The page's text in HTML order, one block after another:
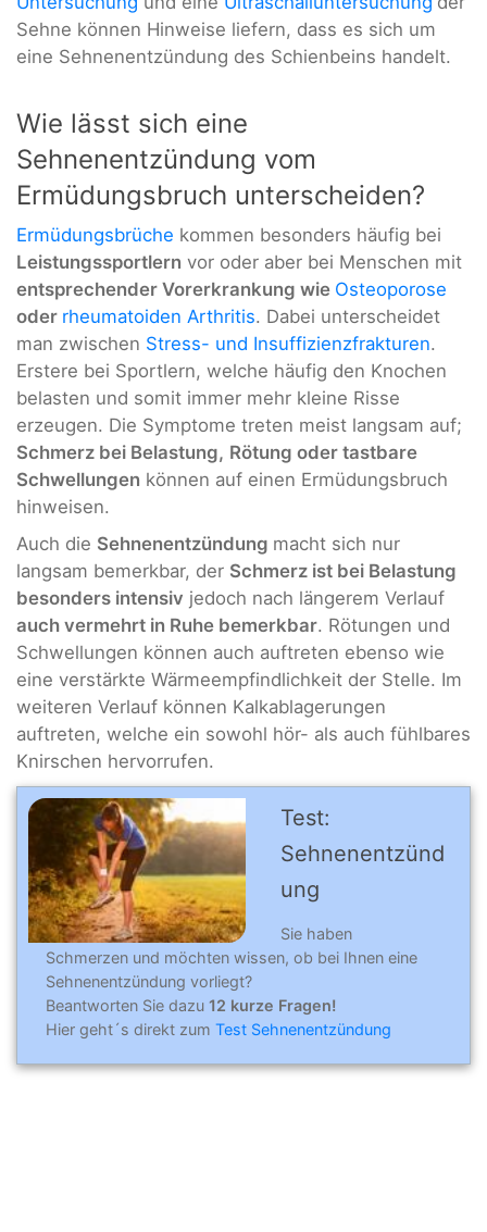
Sehne können Hinweise liefern, dass es sich um
eine Sehnenentzündung des Schienbeins handelt.
Wie lässt sich eine
Sehnenentzündung vom
Ermüdungsbruch unterscheiden?
Ermüdungsbrüche kommen besonders häufig bei
Leistungssportlern vor oder aber bei Menschen mit
entsprechender Vorerkrankung wie Osteoporose
oder rheumatoiden Arthritis. Dabei unterscheidet
man zwischen Stress- und Insuffizienzfrakturen.
Erstere bei Sportlern, welche häufig den Knochen
belasten und somit immer mehr kleine Risse
erzeugen. Die Symptome treten meist langsam auf;
Schmerz bei Belastung, Rötung oder tastbare
Schwellungen können auf einen Ermüdungsbruch
hinweisen.
Auch die Sehnenentzündung macht sich nur
langsam bemerkbar, der Schmerz ist bei Belastung
besonders intensiv jedoch nach längerem Verlauf
auch vermehrt in Ruhe bemerkbar. Rötungen und
Schwellungen können auch auftreten ebenso wie
eine verstärkte Wärmeempfindlichkeit der Stelle. Im
weiteren Verlauf können Kalkablagerungen
auftreten, welche ein sowohl hör- als auch fühlbares
Knirschen hervorrufen.
Test:
Sehnenentzünd
ung
Sie haben
Schmerzen und möchten wissen, ob bei Ihnen eine
Sehnenentzündung vorliegt?
Beantworten Sie dazu 12 kurze Fragen!
Hier geht´s direkt zum Test Sehnenentzündung